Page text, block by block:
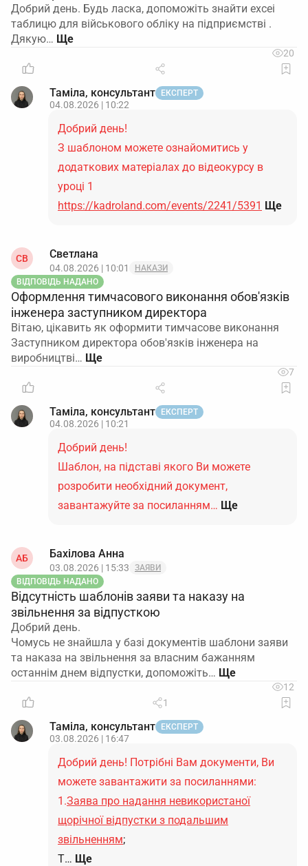
Добрий день. Будь ласка, допоможіть знайти excei
таблицю для військового обліку на підприємстві .
Дякую…
20
Таміла, консультант ЕКСПЕРТ
04.08.2026 | 10:22
Добрий день!
З шаблоном можете ознайомитись у
додаткових матеріалах до відеокурсу в
уроці 1
https://kadroland.com/events/2241/5391 Ще
СВ Светлана
04.08.2026 | 10:01
НАКАЗИ
ВІДПОВІДЬ НАДАНО
Оформлення тимчасового виконання обов'язків
інженера заступником директора
Вітаю, цікавить як оформити тимчасове виконання
Заступником директора обов'язків інженера на
виробництві…
7
Таміла, консультант ЕКСПЕРТ
04.08.2026 | 10:21
Добрий день!
Шаблон, на підставі якого Ви можете
розробити необхідний документ,
завантажуйте за посиланням… Ще
АБ Бахілова Анна
03.08.2026 | 15:33
ЗАЯВИ
ВІДПОВІДЬ НАДАНО
Відсутність шаблонів заяви та наказу на
звільнення за відпусткою
Добрий день.
Чомусь не знайшла у базі документів шаблони заяви
та наказа на звільнення за власним бажанням
останнім днем відпустки, допоможіть…
12
1
Таміла, консультант ЕКСПЕРТ
03.08.2026 | 16:47
Добрий день! Потрібні Вам документи, Ви
можете завантажити за посиланнями:
1.Заява про надання невикористаної
щорічної відпустки з подальшим
звільненням;
Т… Ще